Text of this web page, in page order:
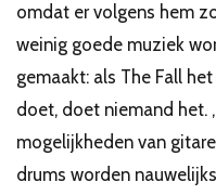
omdat er volgens hem
weinig goede muziek
gemaakt: als The Fall
doet, doet niemand het.
mogelijkheden van
drums worden nauwelijks